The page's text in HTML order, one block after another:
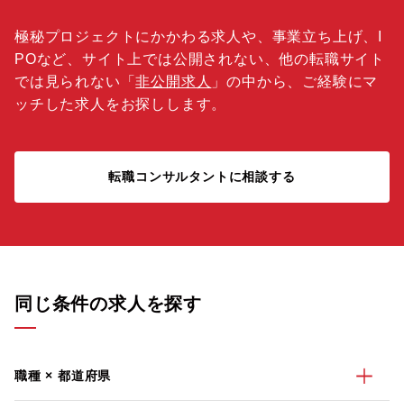
極秘プロジェクトにかかわる求人や、事業立ち上げ、I
POなど、サイト上では公開されない、他の転職サイト
では見られない「非公開求人 」の中から、ご経験にマ
ッチした求人をお探しします。
転職コンサルタントに相談する
同じ条件の求人を探す
職種 × 都道府県